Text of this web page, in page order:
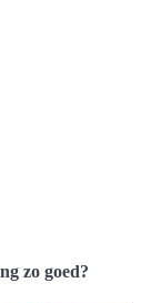
zo goed?